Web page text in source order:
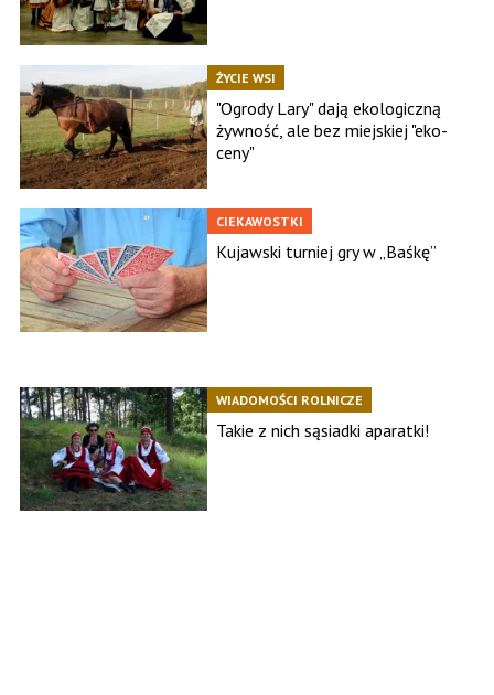
ŻYCIE WSI
"Ogrody Lary" dają ekologiczną
żywność, ale bez miejskiej "eko-
ceny"
CIEKAWOSTKI
Kujawski turniej gry w „Baśkę”
WIADOMOŚCI ROLNICZE
Takie z nich sąsiadki aparatki!